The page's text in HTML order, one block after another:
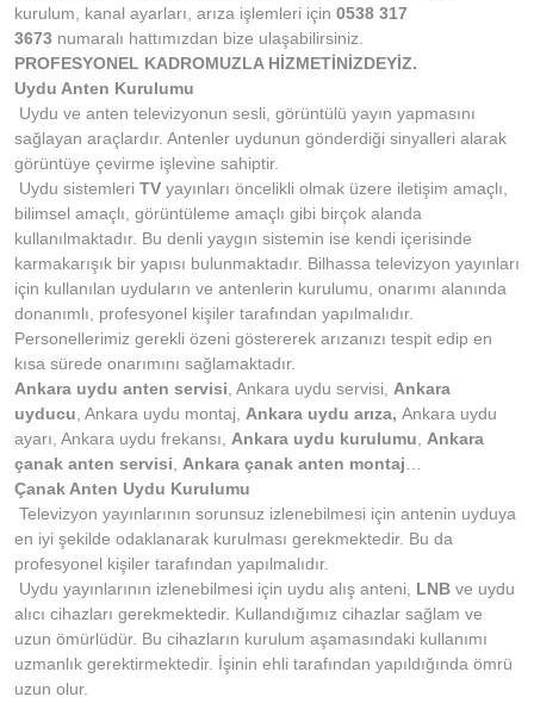
kurulum, kanal ayarları, arıza işlemleri için 0538 317
3673 numaralı hattımızdan bize ulaşabilirsiniz.
PROFESYONEL KADROMUZLA HİZMETİNİZDEYİZ.
Uydu Anten Kurulumu
Uydu ve anten televizyonun sesli, görüntülü yayın yapmasını
sağlayan araçlardır. Antenler uydunun gönderdiği sinyalleri alarak
görüntüye çevirme işlevine sahiptir.
Uydu sistemleri TV yayınları öncelikli olmak üzere iletişim amaçlı,
bilimsel amaçlı, görüntüleme amaçlı gibi birçok alanda
kullanılmaktadır. Bu denli yaygın sistemin ise kendi içerisinde
karmakarışık bir yapısı bulunmaktadır. Bilhassa televizyon yayınları
için kullanılan uyduların ve antenlerin kurulumu, onarımı alanında
donanımlı, profesyonel kişiler tarafından yapılmalıdır.
Personellerimiz gerekli özeni göstererek arızanızı tespit edip en
kısa sürede onarımını sağlamaktadır.
Ankara uydu anten servisi, Ankara uydu servisi, Ankara
uyducu, Ankara uydu montaj, Ankara uydu arıza, Ankara uydu
ayarı, Ankara uydu frekansı, Ankara uydu kurulumu, Ankara
çanak anten servisi, Ankara çanak anten montaj…
Çanak Anten Uydu Kurulumu
Televizyon yayınlarının sorunsuz izlenebilmesi için antenin uyduya
en iyi şekilde odaklanarak kurulması gerekmektedir. Bu da
profesyonel kişiler tarafından yapılmalıdır.
Uydu yayınlarının izlenebilmesi için uydu alış anteni, LNB ve uydu
alıcı cihazları gerekmektedir. Kullandığımız cihazlar sağlam ve
uzun ömürlüdür. Bu cihazların kurulum aşamasındaki kullanımı
uzmanlık gerektirmektedir. İşinin ehli tarafından yapıldığında ömrü
uzun olur.